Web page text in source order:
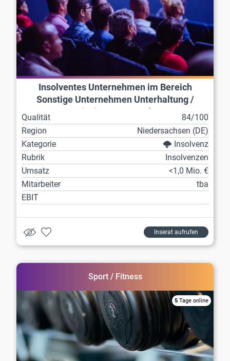
Insolventes Unternehmen im Bereich
Sonstige Unternehmen Unterhaltung /
Qualität
84/100
Region
Niedersachsen (DE)
Kategorie
🌩️ Insolvenz
Rubrik
Insolvenzen
Umsatz
<1,0 Mio. €
Mitarbeiter
tba
EBIT
Inserat aufrufen
Sport / Fitness
5 Tage online